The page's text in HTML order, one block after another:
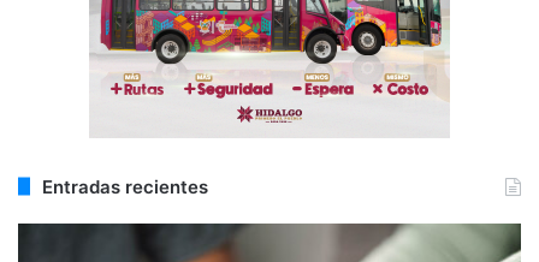
Entradas recientes